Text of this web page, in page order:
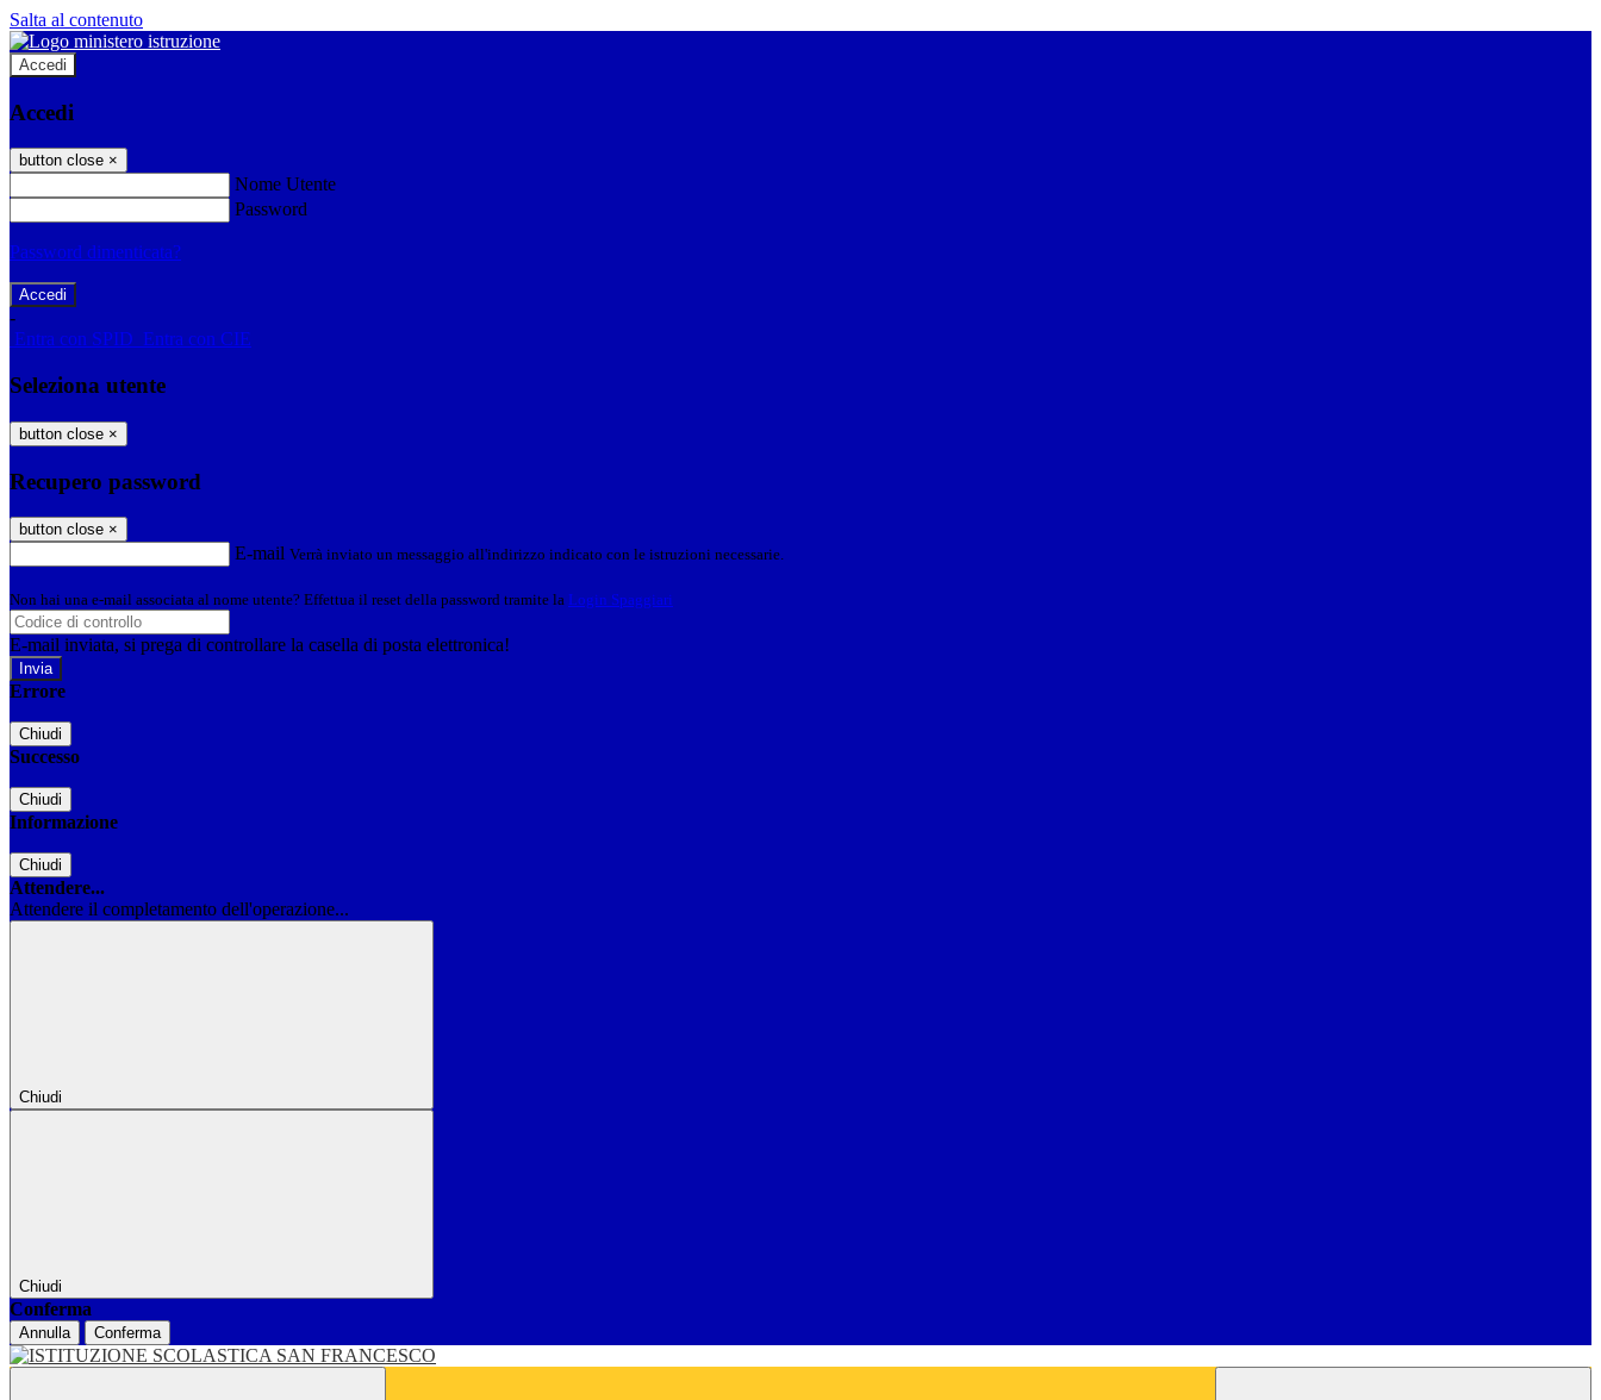
Salta al contenuto
Accedi
Accedi
button close ×
Nome Utente
Password
Password dimenticata?
-
Entra con SPID Entra con CIE
Seleziona utente
button close ×
Recupero password
button close ×
E-mail Verrà inviato un messaggio all'indirizzo indicato con le istruzioni necessarie.
Non hai una e-mail associata al nome utente? Effettua il reset della password tramite la Login Spaggiari
E-mail inviata, si prega di controllare la casella di posta elettronica!
Errore
Chiudi
Successo
Chiudi
Informazione
Chiudi
Attendere...
Attendere il completamento dell'operazione...
Chiudi
Chiudi
Conferma
Annulla Conferma